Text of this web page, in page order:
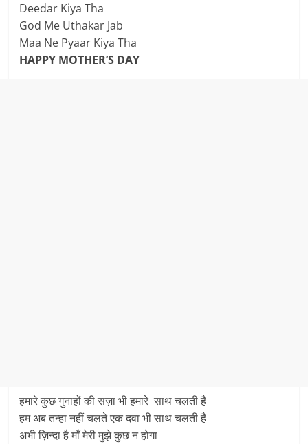
Deedar Kiya Tha
God Me Uthakar Jab
Maa Ne Pyaar Kiya Tha
HAPPY MOTHER’S DAY
हमारे कुछ गुनाहों की सज़ा भी हमारे साथ चलती है
हम अब तन्हा नहीं चलते एक दवा भी साथ चलती है
अभी ज़िन्दा है माँ मेरी मुझे कुछ न होगा